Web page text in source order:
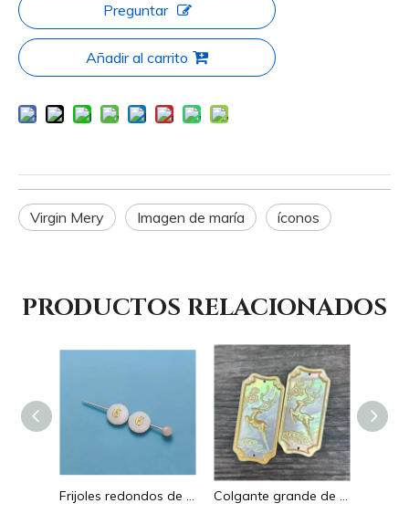
Preguntar
Añadir al carrito
Virgin Mery Imagen de maría íconos
PRODUCTOS RELACIONADOS
Frijoles redondos de nácar Natural para diseño de collar, corte de letras, cabujón de tamaño pequeño, fabricación de pulseras, concha de diseño Colgante grande de nácar Natural con imagen de animal, cuadrado de corte para collar con cabujón de diseño en relieve de concha amarilla